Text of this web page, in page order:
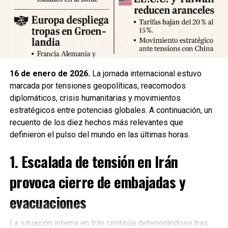
habilitado centros de atención para damnificados y piden a
la ciudadanía priorizar la seguridad y la cooperación con
los equipos de respuesta.
Fuente: 5to Poder Agencia de Noticias
16 de enero de 2026.La jornada internacional estuvo
marcada por tensiones geopolíticas, reacomodos
diplomáticos, crisis humanitarias y movimientos
estratégicos entre potencias globales. A continuación, un
recuento de los diez hechos más relevantes que
definieron el pulso del mundo en las últimas horas.
1. Escalada de tensión en Irán
provoca cierre de embajadas y
evacuaciones
La situación interna en Irán continúa deteriorándose tras